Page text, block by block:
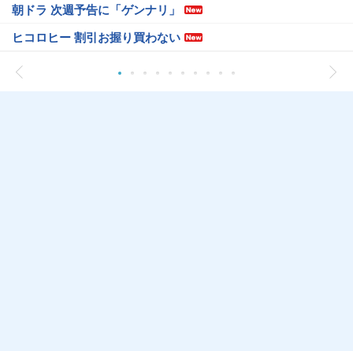
朝ドラ 次週予告に「ゲンナリ」
ヒコロヒー 割引お握り買わない